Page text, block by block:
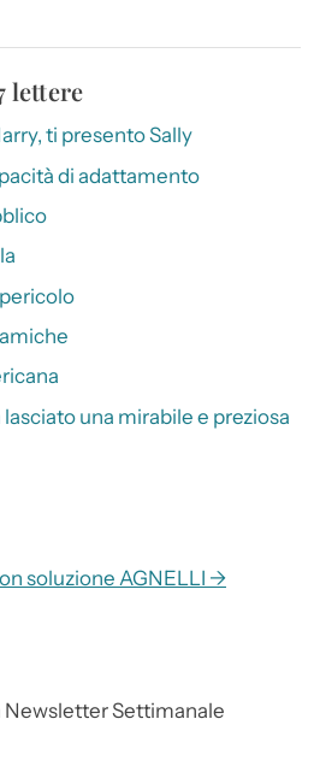
lettere
ti presento Sally
di adattamento
pericolo
una mirabile e preziosa
soluzione AGNELLI →
Newsletter Settimanale